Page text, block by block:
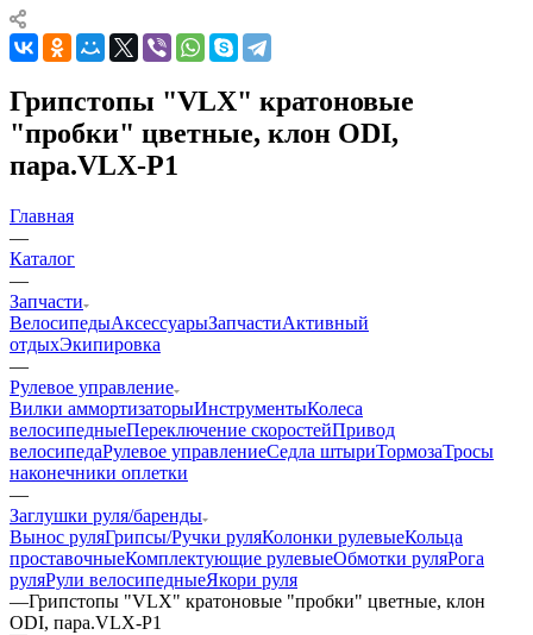
Грипстопы "VLX" кратоновые
"пробки" цветные, клон ODI,
пара.VLX-P1
Главная
—
Каталог
—
Запчасти
ВелосипедыАксессуарыЗапчастиАктивный
отдыхЭкипировка
—
Рулевое управление
Вилки аммортизаторыИнструментыКолеса
велосипедныеПереключение скоростейПривод
велосипедаРулевое управлениеСедла штыриТормозаТросы
наконечники оплетки
—
Заглушки руля/баренды
Вынос руляГрипсы/Ручки руляКолонки рулевыеКольца
проставочныеКомплектующие рулевыеОбмотки руляРога
руляРули велосипедныеЯкори руля
—Грипстопы "VLX" кратоновые "пробки" цветные, клон
ODI, пара.VLX-P1